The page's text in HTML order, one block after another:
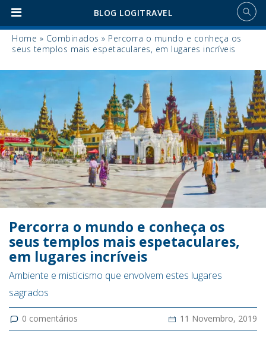
BLOG LOGITRAVEL
Home » Combinados » Percorra o mundo e conheça os
seus templos mais espetaculares, em lugares incríveis
Percorra o mundo e conheça os
seus templos mais espetaculares,
em lugares incríveis
Ambiente e misticismo que envolvem estes lugares
sagrados
0 comentários 11 Novembro, 2019